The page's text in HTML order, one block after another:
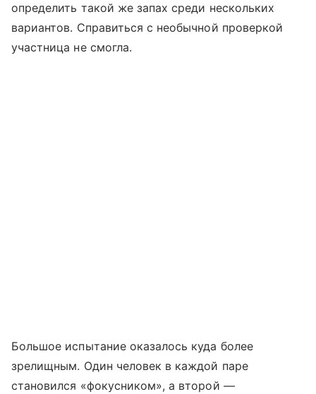
определить такой же запах среди нескольких
вариантов. Справиться с необычной проверкой
участница не смогла.
Большое испытание оказалось куда более
зрелищным. Один человек в каждой паре
становился «фокусником», а второй —